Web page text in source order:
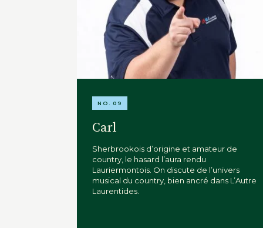
NO. 09
Carl
Sherbrookois d’origine et amateur de
country, le hasard l’aura rendu
Lauriermontois. On discute de l’univers
musical du country, bien ancré dans L’Autre
Laurentides.